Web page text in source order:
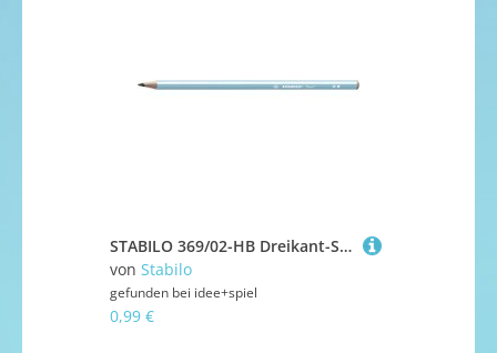
STABILO 369/02-HB Dreikant-Schulbleistift - STABILO Trio Bleistift in blau - Einzelstift - Härtegrad HB
von Stabilo
gefunden bei idee+spiel
0,99 €